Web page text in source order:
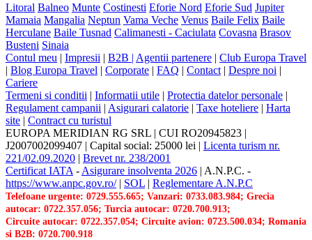
Litoral Balneo Munte Costinesti Eforie Nord Eforie Sud Jupiter
Mamaia Mangalia Neptun Vama Veche Venus Baile Felix Baile
Herculane Baile Tusnad Calimanesti - Caciulata Covasna Brasov
Busteni Sinaia
Contul meu | Impresii | B2B | Agentii partenere | Club Europa Travel
| Blog Europa Travel | Corporate | FAQ | Contact | Despre noi |
Cariere
Termeni si conditii | Informatii utile | Protectia datelor personale |
Regulament campanii | Asigurari calatorie | Taxe hoteliere | Harta
site | Contract cu turistul
EUROPA MERIDIAN RG SRL | CUI RO20945823 |
J2007002099407 | Capital social: 25000 lei | Licenta turism nr.
221/02.09.2020 | Brevet nr. 238/2001
Certificat IATA - Asigurare insolventa 2026 | A.N.P.C. -
https://www.anpc.gov.ro/| SOL | Reglementare A.N.P.C
Telefoane urgente: 0729.555.665; Vanzari: 0733.083.984; Grecia
autocar: 0722.357.056; Turcia autocar: 0720.700.913;
Circuite autocar: 0722.357.054; Circuite avion: 0723.500.034; Romania
si B2B: 0720.700.918